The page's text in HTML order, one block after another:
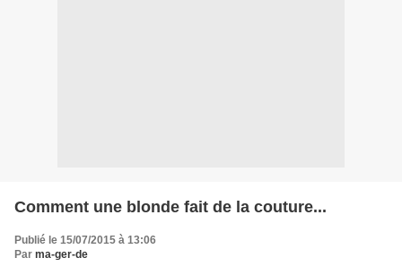
Comment une blonde fait de la couture...
Publié le 15/07/2015 à 13:06
Par ma-ger-de